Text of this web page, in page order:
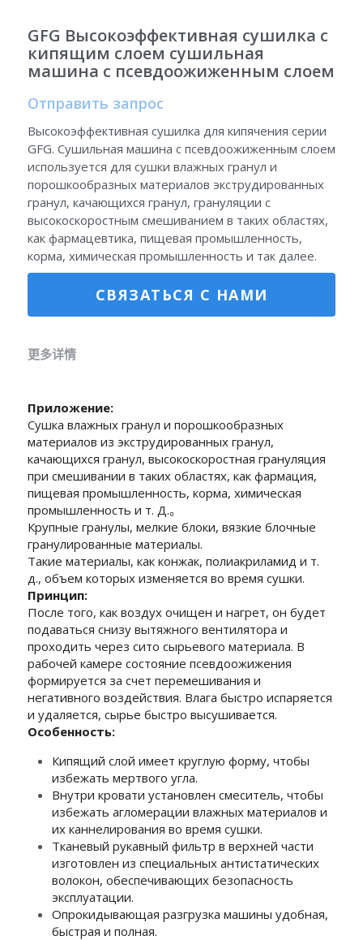
МАШИНА ДЛЯ НАПОЛНЕНИЯ
ДЕЗИНФИЦИ
УПАКОВОЧНАЯ МАШИНА
ДЕКАПСЮЛЯТОР
МАШИНА ДЛЯ ДЕМОНТАЖА
Deutsch
GFG Высокоэффективная сушилка с
кипящим слоем сушильная
машина с псевдоожиженным слоем
Отправить запрос
Высокоэффективная сушилка для кипячения серии
GFG. Сушильная машина с псевдоожиженным слоем
используется для сушки влажных гранул и
порошкообразных материалов экструдированных
гранул, качающихся гранул, грануляции с
высокоскоростным смешиванием в таких областях,
как фармацевтика, пищевая промышленность,
корма, химическая промышленность и так далее.
СВЯЗАТЬСЯ С НАМИ
更多详情
Приложение:
Сушка влажных гранул и порошкообразных
материалов из экструдированных гранул,
качающихся гранул, высокоскоростная грануляция
при смешивании в таких областях, как фармация,
пищевая промышленность, корма, химическая
промышленность и т. Д.。
Крупные гранулы, мелкие блоки, вязкие блочные
гранулированные материалы.
Такие материалы, как конжак, полиакриламид и т.
д., объем которых изменяется во время сушки.
Принцип:
После того, как воздух очищен и нагрет, он будет
подаваться снизу вытяжного вентилятора и
проходить через сито сырьевого материала. В
рабочей камере состояние псевдоожижения
формируется за счет перемешивания и
негативного воздействия. Влага быстро испаряется
и удаляется, сырье быстро высушивается.
Особенность:
Кипящий слой имеет круглую форму, чтобы
избежать мертвого угла.
Внутри кровати установлен смеситель, чтобы
избежать агломерации влажных материалов и
их каннелирования во время сушки.
Тканевый рукавный фильтр в верхней части
изготовлен из специальных антистатических
волокон, обеспечивающих безопасность
эксплуатации.
Опрокидывающая разгрузка машины удобная,
быстрая и полная.